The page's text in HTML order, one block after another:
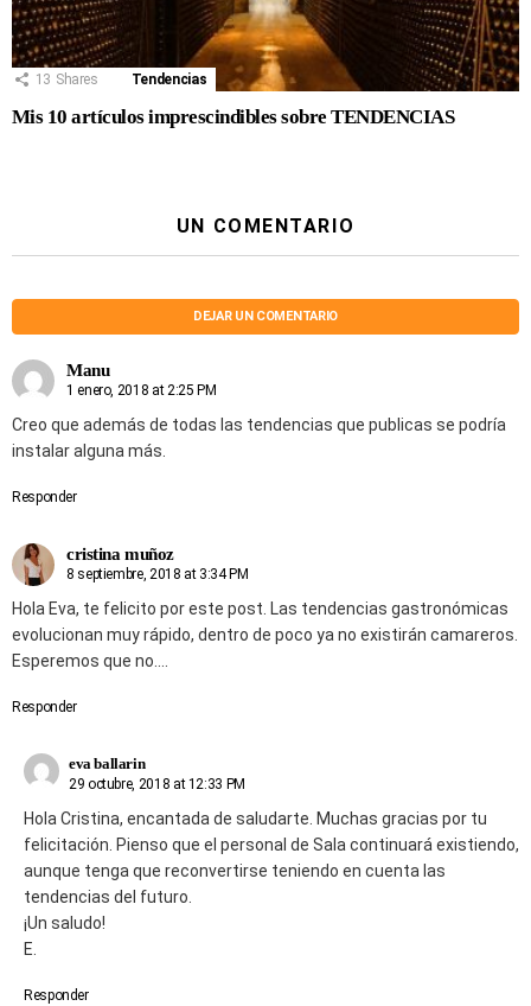
13 Shares Tendencias
Mis 10 artículos imprescindibles sobre TENDENCIAS
UN COMENTARIO
DEJAR UN COMENTARIO
Manu
1 enero, 2018 at 2:25 PM
Creo que además de todas las tendencias que publicas se podría
instalar alguna más.
Responder
cristina muñoz
8 septiembre, 2018 at 3:34 PM
Hola Eva, te felicito por este post. Las tendencias gastronómicas
evolucionan muy rápido, dentro de poco ya no existirán camareros.
Esperemos que no….
Responder
eva ballarin
29 octubre, 2018 at 12:33 PM
Hola Cristina, encantada de saludarte. Muchas gracias por tu
felicitación. Pienso que el personal de Sala continuará existiendo,
aunque tenga que reconvertirse teniendo en cuenta las
tendencias del futuro.
¡Un saludo!
E.
Responder